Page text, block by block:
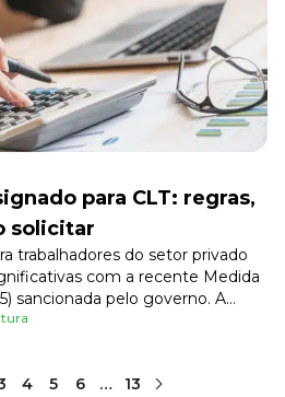
para CLT: regras,
solicitar
trabalhadores do setor privado
com a recente Medida
sancionada pelo governo. A
ao crédito para milhões de
[…]
4 5 6 … 13